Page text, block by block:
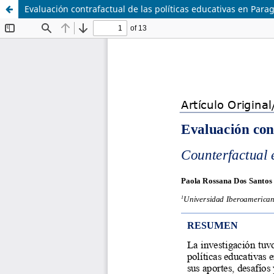
Evaluación contrafactual de las políticas educativas en